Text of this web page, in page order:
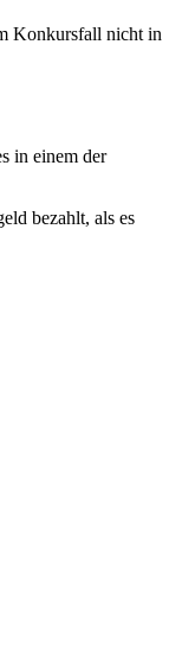
Konkursfall nicht in
in einem der
bezahlt, als es